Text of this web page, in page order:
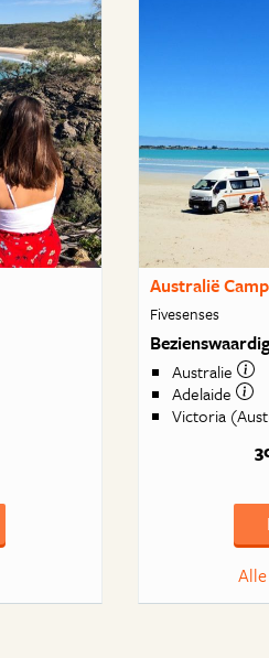
Australië
Fivesenses
Australie
Adelaide
Victoria